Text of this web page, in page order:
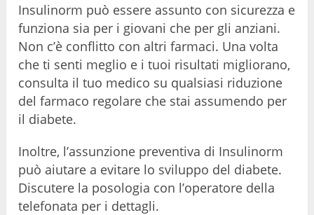
Insulinorm può essere assunto con sicurezza e
funziona sia per i giovani che per gli anziani.
Non c’è conflitto con altri farmaci. Una volta
che ti senti meglio e i tuoi risultati migliorano,
consulta il tuo medico su qualsiasi riduzione
del farmaco regolare che stai assumendo per
il diabete.
Inoltre, l’assunzione preventiva di Insulinorm
può aiutare a evitare lo sviluppo del diabete.
Discutere la posologia con l’operatore della
telefonata per i dettagli.